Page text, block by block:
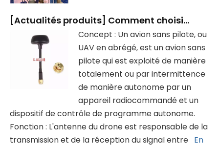
[Actualités produits] Comment choisir une antenne de drone
Concept : Un avion sans pilote, ou
UAV en abrégé, est un avion sans
pilote qui est exploité de manière
totalement ou par intermittence
de manière autonome par un
appareil radiocommandé et un
dispositif de contrôle de programme autonome.
Fonction : L'antenne du drone est responsable de la
transmission et de la réception du signal entre En